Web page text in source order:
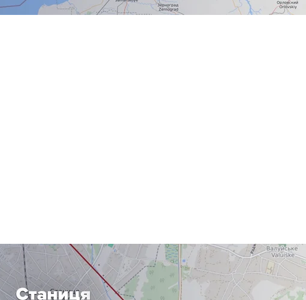
— силы боевиков по «Минску», неокрашенные — подконтрольная Украины
— «серые зоны», где должны развести войска
администрация с соответствующим набором